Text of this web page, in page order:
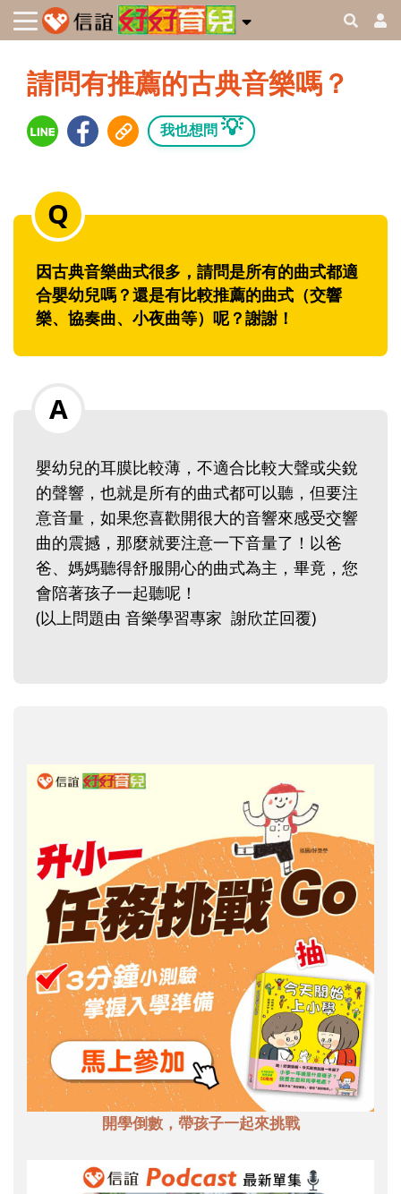
請問有推薦的古典音樂嗎？
我也想問 💡
因古典音樂曲式很多，請問是所有的曲式都適
合嬰幼兒嗎？還是有比較推薦的曲式（交響
樂、協奏曲、小夜曲等）呢？謝謝！
嬰幼兒的耳膜比較薄，不適合比較大聲或尖銳
的聲響，也就是所有的曲式都可以聽，但要注
意音量，如果您喜歡開很大的音響來感受交響
曲的震撼，那麼就要注意一下音量了！以爸
爸、媽媽聽得舒服開心的曲式為主，畢竟，您
會陪著孩子一起聽呢！
(以上問題由 音樂學習專家 謝欣芷回覆)
開學倒數，帶孩子一起來挑戰